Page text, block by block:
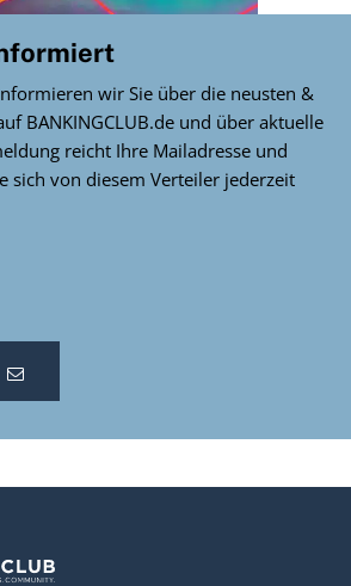
wir Sie über die neusten &
BANKINGCLUB.de und über aktuelle
reicht Ihre Mailadresse und
sich von diesem Verteiler jederzeit